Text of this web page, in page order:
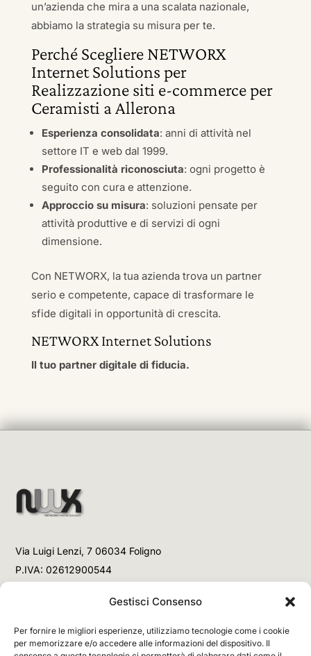
Gestisci Consenso
Per fornire le migliori esperienze, utilizziamo tecnologie come i cookie
per memorizzare e/o accedere alle informazioni del dispositivo. Il
un’azienda che mira a una scalata nazionale,
abbiamo la strategia su misura per te.
Perché Scegliere NETWORX
Internet Solutions per
Realizzazione siti e-commerce per
Ceramisti a Allerona
Esperienza consolidata: anni di attività nel
settore IT e web dal 1999.
Professionalità riconosciuta: ogni progetto è
seguito con cura e attenzione.
Approccio su misura: soluzioni pensate per
attività produttive e di servizi di ogni
dimensione.
Con NETWORX, la tua azienda trova un partner
serio e competente, capace di trasformare le
sfide digitali in opportunità di crescita.
NETWORX Internet Solutions
Il tuo partner digitale di fiducia.
Via Luigi Lenzi, 7 06034 Foligno
P.IVA: 02612900544
+39 3477853708 (Chiamata)